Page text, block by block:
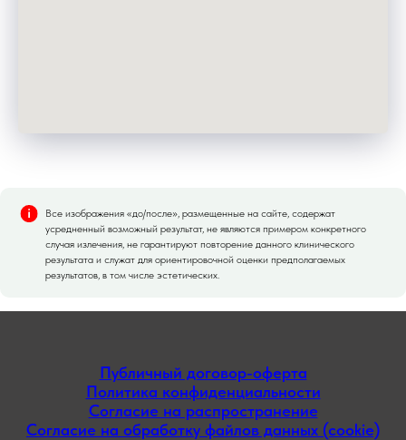
Все изображения «до/после», размещенные на сайте, содержат
усредненный возможный результат, не являются примером конкретного
случая излечения, не гарантируют повторение данного клинического
результата и служат для ориентировочной оценки предполагаемых
результатов, в том числе эстетических.
Публичный договор-оферта
Политика конфиденциальности
Согласие на распространение
Согласие на обработку файлов данных (cookie)